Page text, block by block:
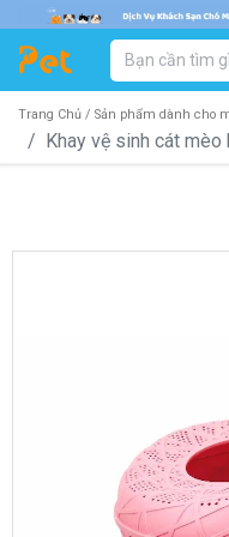
DANH
SẢN PHẨM DÀNH CHO
Trang Chủ / Sản phẩm dành cho
Khay vệ sinh cát